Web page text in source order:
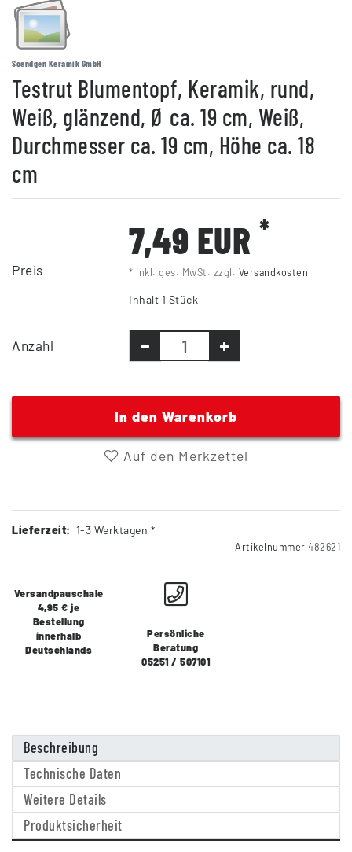
Soendgen Keramik GmbH
Testrut Blumentopf, Keramik, rund,
Weiß, glänzend, Ø ca. 19 cm, Weiß,
Durchmesser ca. 19 cm, Höhe ca. 18
cm
Preis
7,49 EUR *
* inkl. ges. MwSt. zzgl. Versandkosten
Inhalt 1 Stück
Anzahl
In den Warenkorb
Auf den Merkzettel
Lieferzeit: 1-3 Werktagen *
Artikelnummer 482621
Versandpauschale
4,95 € je
Bestellung
innerhalb
Deutschlands
Persönliche
Beratung
05251 / 507101
Beschreibung
Technische Daten
Weitere Details
Produktsicherheit